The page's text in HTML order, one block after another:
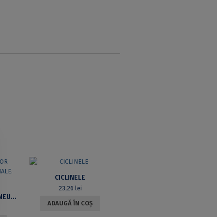
TEORIA REȚELELOR NEURONALE ARTIFICIALE. VOL. 1
CICLINELE
23,26 lei
ADAUGĂ ÎN COȘ